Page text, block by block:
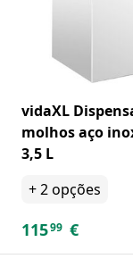
vidaXL
molhos aço
3,5 L
+2opções
11599 €